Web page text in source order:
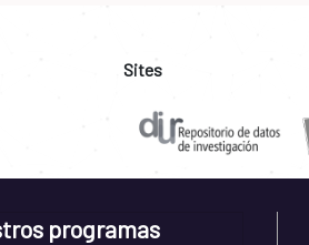
Sites
programas